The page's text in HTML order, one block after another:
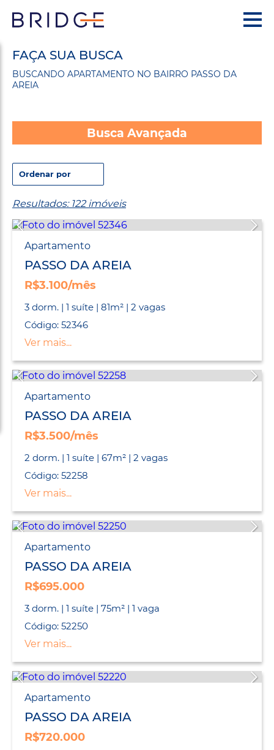
FAÇA SUA BUSCA
BUSCANDO APARTAMENTO NO BAIRRO PASSO DA
AREIA
Busca Avançada
Resultados: 122 imóveis
Apartamento
PASSO DA AREIA
R$3.100/mês
3 dorm. | 1 suíte | 81m² | 2 vagas
Código: 52346
Ver mais...
Apartamento
PASSO DA AREIA
R$3.500/mês
2 dorm. | 1 suíte | 67m² | 2 vagas
Código: 52258
Ver mais...
Apartamento
PASSO DA AREIA
R$695.000
3 dorm. | 1 suíte | 75m² | 1 vaga
Código: 52250
Ver mais...
Apartamento
PASSO DA AREIA
R$720.000